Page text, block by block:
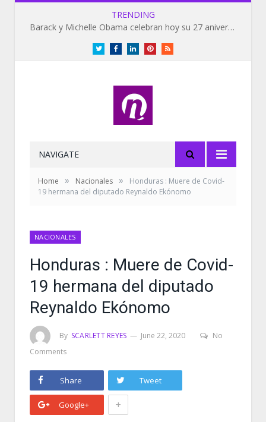
TRENDING
Barack y Michelle Obama celebran hoy su 27 aniversario de bodas
TwitterFacebookLinkedInPinterestRSS
NAVIGATE
Home » Nacionales »
Honduras : Muere de Covid-
19 hermana del diputado Reynaldo Ekónomo
NACIONALES
Honduras : Muere de Covid-
19 hermana del diputado
Reynaldo Ekónomo
By SCARLETT REYES June 22, 2020
No
Comments
Share Tweet
Google+ +